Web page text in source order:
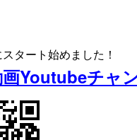
タート始めました！
画Youtubeチャ